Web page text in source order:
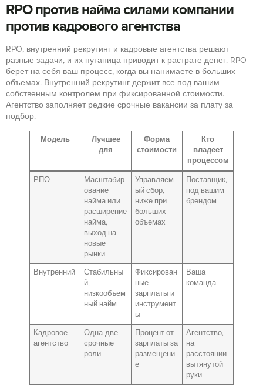
RPO против найма силами компании
против кадрового агентства
RPO, внутренний рекрутинг и кадровые агентства решают
разные задачи, и их путаница приводит к растрате денег. RPO
берет на себя ваш процесс, когда вы нанимаете в больших
объемах. Внутренний рекрутинг держит все под вашим
собственным контролем при фиксированной стоимости.
Агентство заполняет редкие срочные вакансии за плату за
подбор.
Модель
Лучшее
для
Форма
стоимости
Кто
владеет
процессом
РПО
Масштабир
ование
найма или
расширение
найма,
выход на
новые
рынки
Управляем
ый сбор,
ниже при
больших
объемах
Поставщик,
под вашим
брендом
Внутренний
Стабильны
й,
низкообъем
ный найм
Фиксирован
ные
зарплаты и
инструмент
ы
Ваша
команда
Кадровое
агентство
Одна-две
срочные
роли
Процент от
зарплаты за
размещени
е
Агентство,
на
расстоянии
вытянутой
руки